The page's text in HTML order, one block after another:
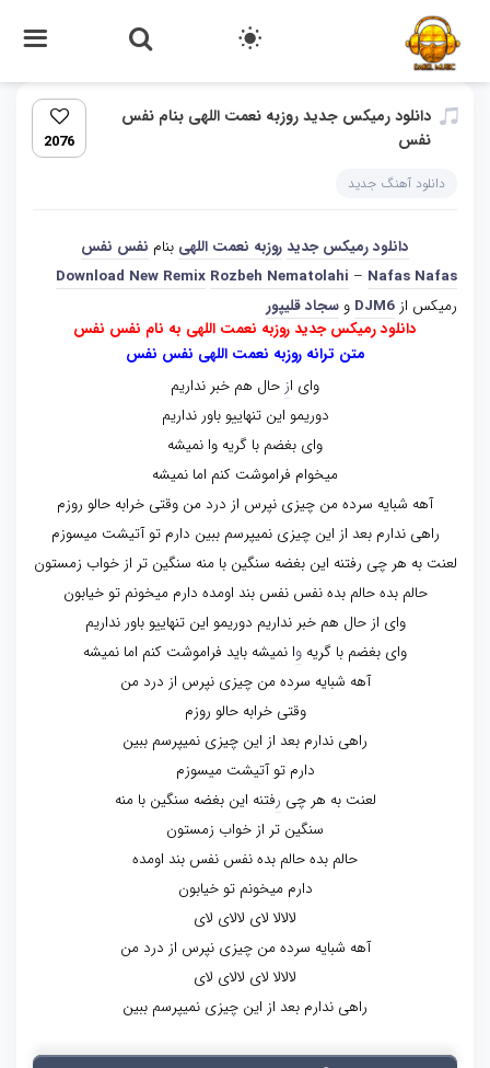
دانلود رمیکس جدید روزبه نعمت اللهی بنام نفس
نفس
2076
دانلود آهنگ جدید
دانلود رمیکس جدید روزبه نعمت اللهی بنام نفس نفس
Download New Remix Rozbeh Nematolahi – Nafas Nafas
رمیکس از DJM6 و سجاد قلیپور
دانلود رمیکس جدید روزبه نعمت اللهی به نام نفس نفس
متن ترانه روزبه نعمت اللهی نفس نفس
وای از حال هم خبر نداریم
دوریمو این تنهاییو باور نداریم
وای بغضم با گریه وا نمیشه
میخوام فراموشت کنم اما نمیشه
آهه شبایه سرده من چیزی نپرس از درد من وقتی خرابه حالو روزم
راهی ندارم بعد از این چیزی نمیپرسم ببین دارم تو آتیشت میسوزم
لعنت به هر چی رفتنه این بغضه سنگین با منه سنگین تر از خواب زمستون
حالم بده حالم بده نفس نفس بند اومده دارم میخونم تو خیابون
وای از حال هم خبر نداریم دوریمو این تنهاییو باور نداریم
وای بغضم با گریه وا نمیشه باید فراموشت کنم اما نمیشه
آهه شبایه سرده من چیزی نپرس از درد من
وقتی خرابه حالو روزم
راهی ندارم بعد از این چیزی نمیپرسم ببین
دارم تو آتیشت میسوزم
لعنت به هر چی رفتنه این بغضه سنگین با منه
سنگین تر از خواب زمستون
حالم بده حالم بده نفس نفس بند اومده
دارم میخونم تو خیابون
لالالا لای لالای لای
آهه شبایه سرده من چیزی نپرس از درد من
لالالا لای لالای لای
راهی ندارم بعد از این چیزی نمیپرسم ببین